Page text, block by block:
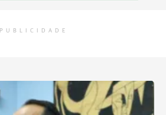
PUBLICIDADE